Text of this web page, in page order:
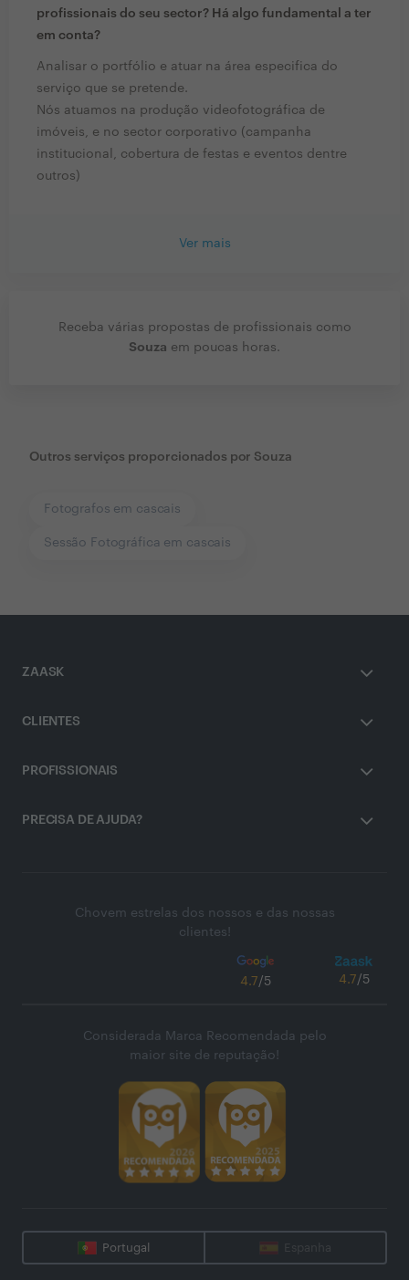
profissionais do seu sector? Há algo fundamental a ter
em conta?
Analisar o portfólio e atuar na área especifica do
serviço que se pretende.
Nós atuamos na produção videofotográfica de
imóveis, e no sector corporativo (campanha
institucional, cobertura de festas e eventos dentre
outros)
Ver mais
Receba várias propostas de profissionais como
Souza em poucas horas.
Outros serviços proporcionados por Souza
Fotografos em cascais
Sessão Fotográfica em cascais
ZAASK
CLIENTES
PROFISSIONAIS
PRECISA DE AJUDA?
Chovem estrelas dos nossos e das nossas
clientes!
4.7/5 4.7/5
Considerada Marca Recomendada pelo
maior site de reputação!
Portugal Espanha